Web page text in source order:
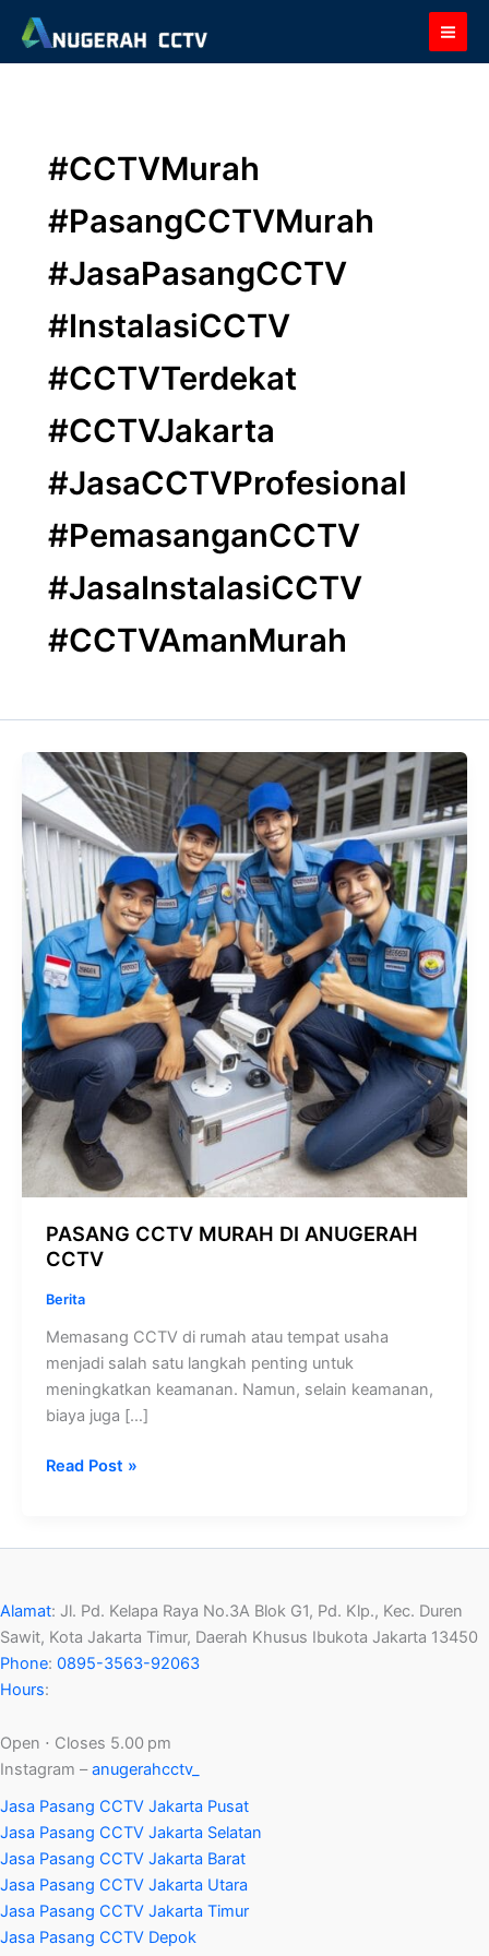
content
#CCTVMurah
#PasangCCTVMurah
#JasaPasangCCTV
#InstalasiCCTV
#CCTVTerdekat
#CCTVJakarta
#JasaCCTVProfesional
#PemasanganCCTV
#JasaInstalasiCCTV
#CCTVAmanMurah
PASANG CCTV MURAH DI ANUGERAH
CCTV
Berita
Memasang CCTV di rumah atau tempat usaha
menjadi salah satu langkah penting untuk
meningkatkan keamanan. Namun, selain keamanan,
biaya juga […]
PASANG
CCTV
MURAH
DI
ANUGERAH
CCTV
Read Post »
Alamat: Jl. Pd. Kelapa Raya No.3A Blok G1, Pd. Klp., Kec. Duren
Sawit, Kota Jakarta Timur, Daerah Khusus Ibukota Jakarta 13450
Phone: 0895-3563-92063
Hours:
Open ⋅ Closes 5.00 pm
Instagram –anugerahcctv_
Jasa Pasang CCTV Jakarta Pusat
Jasa Pasang CCTV Jakarta Selatan
Jasa Pasang CCTV Jakarta Barat
Jasa Pasang CCTV Jakarta Utara
Jasa Pasang CCTV Jakarta Timur
Jasa Pasang CCTV Depok